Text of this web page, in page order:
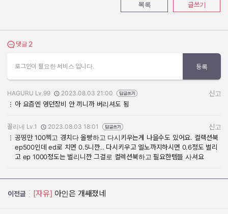
목록 글쓰기
댓글 보기
댓글 2
로그인이 필요한 서비스 입니다. 등록
작성자:
HAGURU Lv.99
작성일:
2023.08.03 21:00
신고
아 요즘엔 영던장비 안 끼니까 버리셔도 됨
작성자:
꼴리네 Lv.1
작성일:
2023.08.03 18:01
신고
공띵만 100찍고 경치다 올빵하고 다시키우는게 나을수도 있어요. 컬랙션북
ep500인데 ed로 치면 0.5니깐.. 다시키우고 엘노까지하시면 0.6정도 벌리
고 ep 1000정도는 벌리니깐 그걸로 컬렉션북하고 필요한템들 사셔요
이전글 [자유] 아인은 개쌔졌네